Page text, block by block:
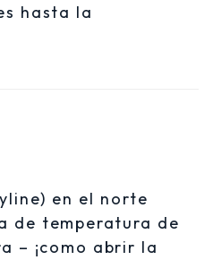
hasta la
en el norte
de temperatura de
– ¡como abrir la